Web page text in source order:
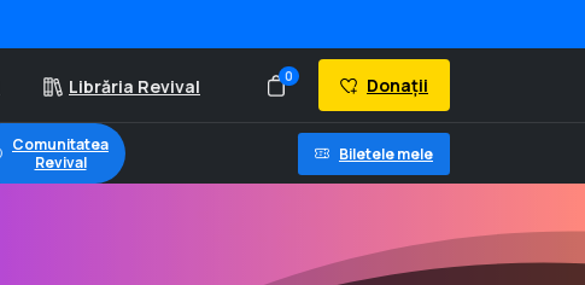
Librăria Revival 0 Donații
Comunitatea
Revival
Biletele mele